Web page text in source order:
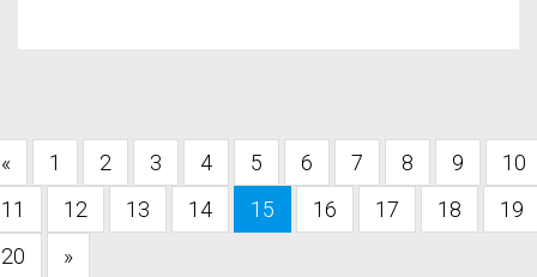
« 1 2 3 4 5 6 7 8 9
10
11
12 13 14 15 16 17 18
19
20
»